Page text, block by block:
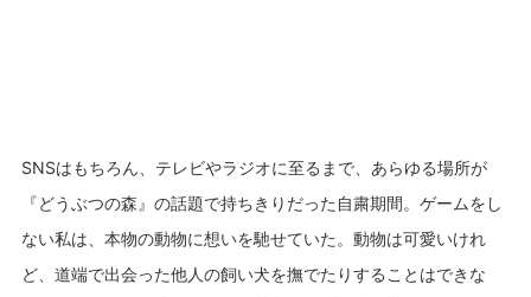
SNSはもちろん、テレビやラジオに至るまで、あらゆる場所が
『どうぶつの森』の話題で持ちきりだった自粛期間。ゲームをし
ない私は、本物の動物に想いを馳せていた。動物は可愛いけれ
ど、道端で出会った他人の飼い犬を撫でたりすることはできな